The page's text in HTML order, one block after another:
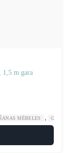
1,5 m gara
MĒBELES